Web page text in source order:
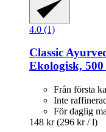
4.0 (1)
Classic
Ekologisk,
Från första
Inte
För daglig
148 kr (296 kr / l)